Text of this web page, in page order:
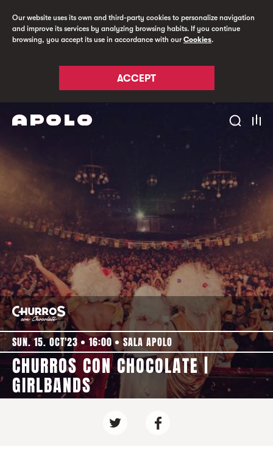
Our website uses its own and third-party cookies to personalize navigation
and improve its services by analyzing browsing habits. If you continue
browsing, you accept its use in accordance with ourCookies.
ACCEPT
SUN. 15. OCT'23 16:00 SALA APOLO
CHURROS CON CHOCOLATE |
GIRLBANDS